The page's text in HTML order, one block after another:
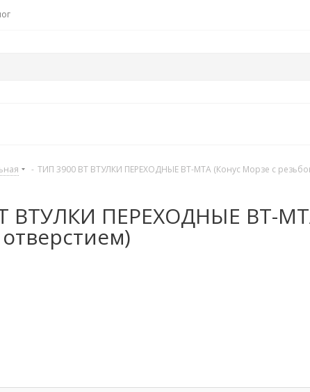
- ТИП 3900 BT ВТУЛКИ ПЕРЕХОДНЫЕ BT-MTA (Конус Морзе с
ВТУЛКИ ПЕРЕХОДНЫЕ BT-